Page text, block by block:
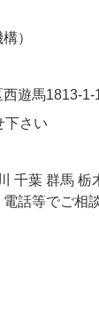
）
遊馬1813-1-
下さい
千葉 群馬 栃
話等でご相